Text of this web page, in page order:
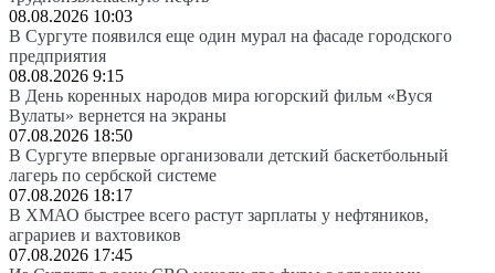
08.08.2026 10:03
В Сургуте появился еще один мурал на фасаде городского
предприятия
08.08.2026 9:15
В День коренных народов мира югорский фильм «Вуся
Вулаты» вернется на экраны
07.08.2026 18:50
В Сургуте впервые организовали детский баскетбольный
лагерь по сербской системе
07.08.2026 18:17
В ХМАО быстрее всего растут зарплаты у нефтяников,
аграриев и вахтовиков
07.08.2026 17:45